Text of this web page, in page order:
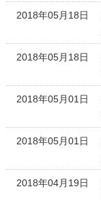
2018年05月18日
2018年05月18日
2018年05月01日
2018年05月01日
2018年04月19日